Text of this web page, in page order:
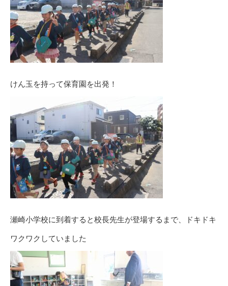
けん玉を持って保育園を出発！
瀬崎小学校に到着すると校長先生が登場するまで、ドキドキ
ワクワクしていました